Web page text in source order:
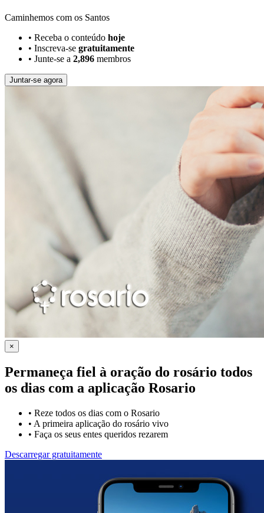
Caminhemos com os Santos
• Receba o conteúdo hoje
• Inscreva-se gratuitamente
• Junte-se a 2,896 membros
Juntar-se agora
×
Permaneça fiel à oração do rosário todos
os dias com a aplicação Rosario
• Reze todos os dias com o Rosario
• A primeira aplicação do rosário vivo
• Faça os seus entes queridos rezarem
Descarregar gratuitamente